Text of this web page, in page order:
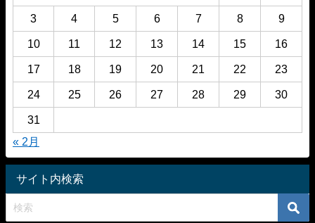
3 4 5 6 7 8 9
10 11 12 13 14 15 16
17 18 19 20 21 22 23
24 25 26 27 28 29 30
31
« 2月
サイト内検索